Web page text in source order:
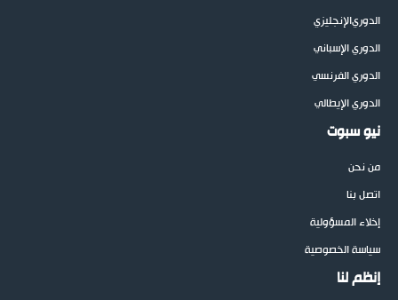
الدوريالإنجليزي
الدوري الإسباني
الدوري الفرنسي
الدوري الإيطالي
نيو سبوت
من نحن
اتصل بنا
إخلاء المسؤولية
سياسة الخصوصية
إنظم لنا